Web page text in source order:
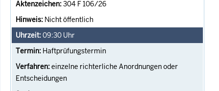
304 F 106/26
Nicht öffentlich
09:30 Uhr
Haftprüfungstermin
einzelne richterliche Anordnungen oder
Entscheidungen